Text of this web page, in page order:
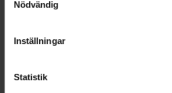
Nödvändig
Inställningar
Statistik
OHLSSONSKOLLEGOR